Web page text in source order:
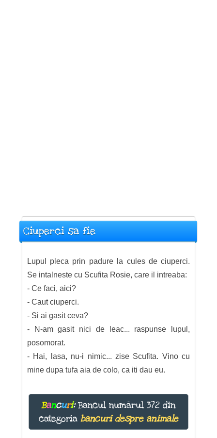
Ciuperci sa fie
Lupul pleca prin padure la cules de ciuperci.
Se intalneste cu Scufita Rosie, care il intreaba:
- Ce faci, aici?
- Caut ciuperci.
- Si ai gasit ceva?
- N-am gasit nici de leac... raspunse lupul,
posomorat.
- Hai, lasa, nu-i nimic... zise Scufita. Vino cu
mine dupa tufa aia de colo, ca iti dau eu.
Bancuri:Bancul numărul 372 din
categoria bancuri despre animale